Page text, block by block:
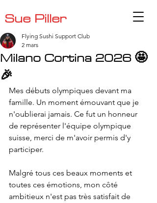
Sue Piller
Milano Cortina 2026 🤩
🎉
Flying Sushi Support Club
2 mars
Mes débuts olympiques devant ma
famille. Un moment émouvant que je
n'oublierai jamais. Ce fut un honneur
de représenter l'équipe olympique
suisse, merci de m'avoir permis d'y
participer.
Malgré tous ces beaux moments et
toutes ces émotions, mon côté
ambitieux n'est pas très satisfait de